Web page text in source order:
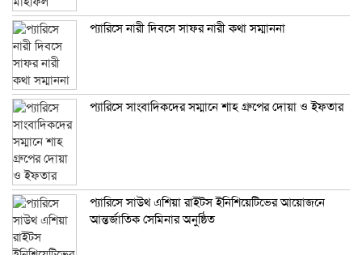
প্যারিসে নারী দিবসে সাফর নারী কথা সম্মাননা
প্যারিসে সাংবাদিকদের সম্মানে শাহ গ্রুপের দোয়া ও ইফতার
প্যারিসে সাউথ এশিয়া রাইটস ইনিশিয়েটিভের আয়োজনে
আন্তর্জাতিক সেমিনার অনুষ্ঠিত